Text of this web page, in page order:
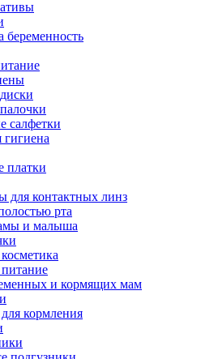
беременность
салфетки
гигиена
платки
для контактных линз
рта
и малыша
питание
и кормящих мам
кормления